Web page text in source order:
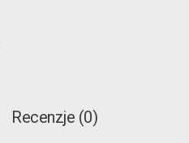
Recenzje (0)